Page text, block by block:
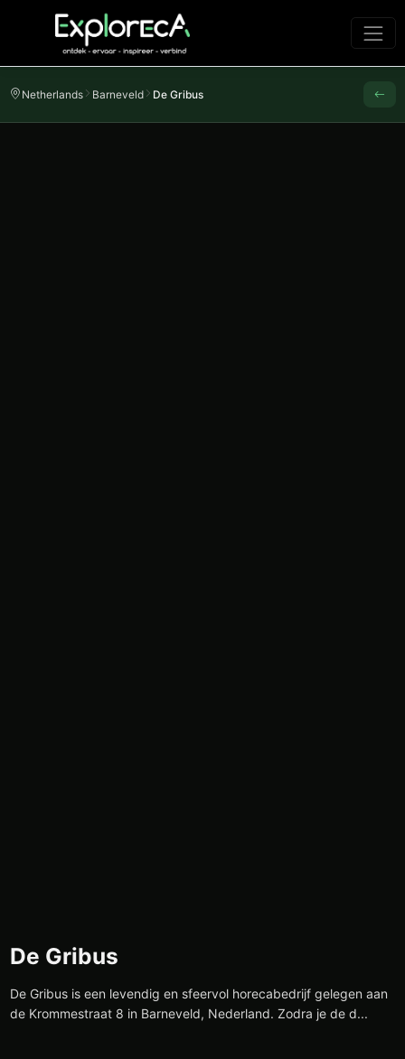
Netherlands Barneveld De Gribus
De Gribus
De Gribus is een levendig en sfeervol horecabedrijf gelegen aan
de Krommestraat 8 in Barneveld, Nederland. Zodra je de d...